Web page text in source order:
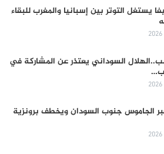
يستغل التوتر بين إسبانيا والمغرب للبقاء
السوداني يعتذر عن المشاركة في
الجاموس جنوب السودان ويخطف برونزية